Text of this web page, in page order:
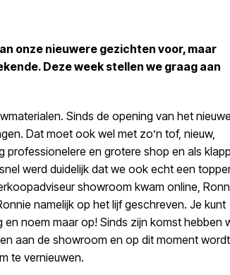
onze nieuwere gezichten voor, maar
Deze week stellen we graag aan
Sinds de opening van het nieuwe
Dat moet ook wel met zo’n tof, nieuw,
en grotere shop en als
werd duidelijk dat we ook echt een
showroom kwam online,
namelijk op het lijf geschreven. Je kunt
noem maar op! Sinds zijn komst hebben
aan de showroom en op dit moment wordt
te vernieuwen.